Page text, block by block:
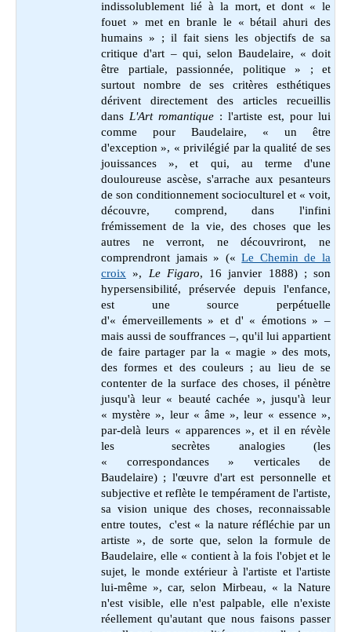
indissolublement lié à la mort, et dont « le
fouet » met en branle le « bétail ahuri des
humains » ; il fait siens les objectifs de sa
critique d'art – qui, selon Baudelaire, « doit
être partiale, passionnée, politique » ; et
surtout nombre de ses critères esthétiques
dérivent directement des articles recueillis
dans L'Art romantique : l'artiste est, pour lui
comme pour Baudelaire, « un être
d'exception », « privilégié par la qualité de ses
jouissances », et qui, au terme d'une
douloureuse ascèse, s'arrache aux pesanteurs
de son conditionnement socioculturel et « voit,
découvre, comprend, dans l'infini
frémissement de la vie, des choses que les
autres ne verront, ne découvriront, ne
comprendront jamais » («Le Chemin de la
croix », Le Figaro, 16 janvier 1888) ; son
hypersensibilité, préservée depuis l'enfance,
est une source perpétuelle
d'« émerveillements » et d' « émotions » –
mais aussi de souffrances –, qu'il lui appartient
de faire partager par la « magie » des mots,
des formes et des couleurs ; au lieu de se
contenter de la surface des choses, il pénètre
jusqu'à leur « beauté cachée », jusqu'à leur
« mystère », leur « âme », leur « essence »,
par-delà leurs « apparences », et il en révèle
les secrètes analogies (les
« correspondances » verticales de
Baudelaire) ; l'œuvre d'art est personnelle et
subjective et reflète le tempérament de l'artiste,
sa vision unique des choses, reconnaissable
entre toutes, c'est « la nature réfléchie par un
artiste », de sorte que, selon la formule de
Baudelaire, elle « contient à la fois l'objet et le
sujet, le monde extérieur à l'artiste et l'artiste
lui-même », car, selon Mirbeau, « la Nature
n'est visible, elle n'est palpable, elle n'existe
réellement qu'autant que nous faisons passer